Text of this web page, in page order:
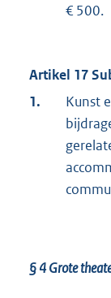
€ 500.
Artikel 17
1.
Kunst
§ 4Grote